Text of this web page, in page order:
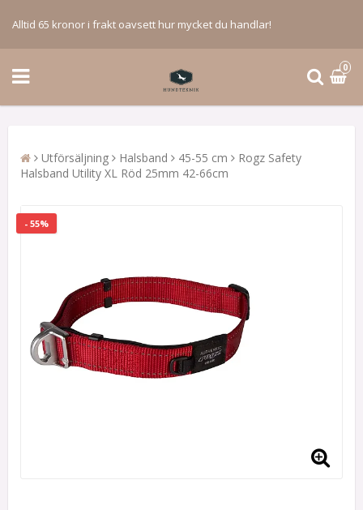
Alltid 65 kronor i frakt oavsett hur mycket du handlar!
0
Utförsäljning Halsband 45-55 cm
Rogz Safety
Halsband Utility XL Röd 25mm 42-66cm
- 55%